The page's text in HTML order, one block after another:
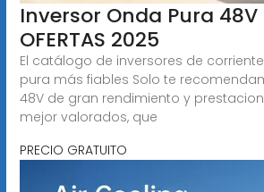
Inversor Onda Pura 48V
OFERTAS 2025
El catálogo de inversores de
pura más fiables Solo te
48V de gran rendimiento y
mejor valorados, que
PRECIO GRATUITO